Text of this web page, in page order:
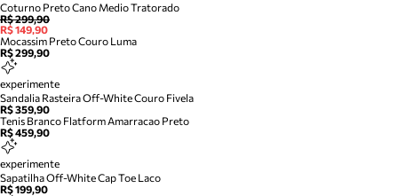
Coturno Preto Cano Medio Tratorado
R$ 299,90
R$ 149,90
Mocassim Preto Couro Luma
R$ 299,90
experimente
Sandalia Rasteira Off-White Couro Fivela
R$ 359,90
Tenis Branco Flatform Amarracao Preto
R$ 459,90
experimente
Sapatilha Off-White Cap Toe Laco
R$ 199,90